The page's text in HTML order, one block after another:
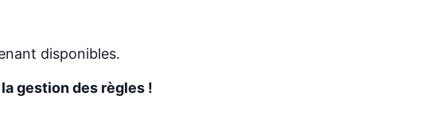
disponibles.
gestion des règles !